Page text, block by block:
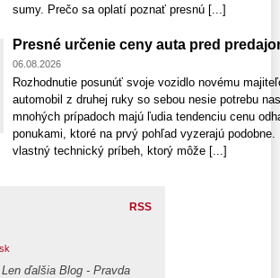
sumy. Prečo sa oplatí poznať presnú [...]
Presné určenie ceny auta pred
06.08.2026
Rozhodnutie posunúť svoje vozidlo novému
automobil z druhej ruky so sebou nesie potrebu
mnohých prípadoch majú ľudia tendenciu cenu
ponukami, ktoré na prvý pohľad vyzerajú
vlastný technický príbeh, ktorý môže [...]
RSS
Len ďalšia Blog - Pravda